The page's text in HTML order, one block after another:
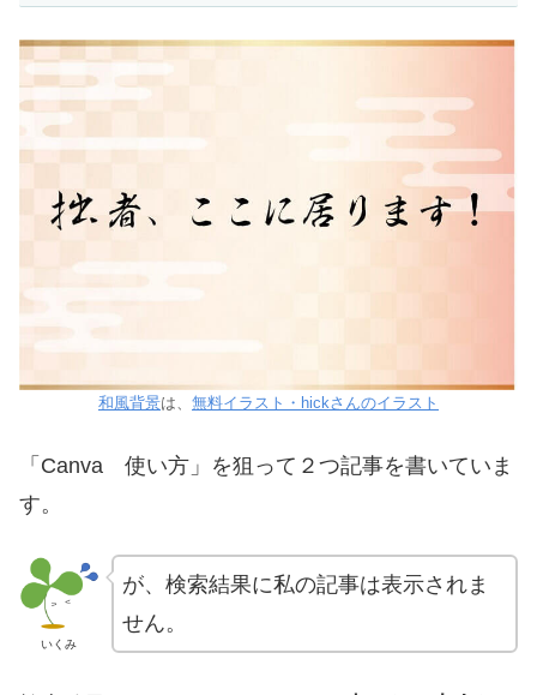
和風背景は、 無料イラスト・hickさんのイラスト
「Canva 使い方」を狙って２つ記事を書いていま
す。
いくみ
が、検索結果に私の記事は表示されま
せん。